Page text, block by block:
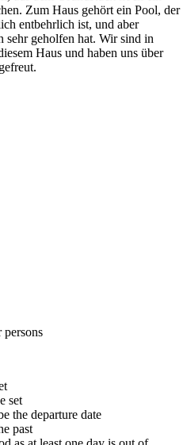
Zum Haus gehört ein Pool, der
entbehrlich ist, und aber
sehr geholfen hat. Wir sind in
Haus und haben uns über
persons
set
the departure date
past